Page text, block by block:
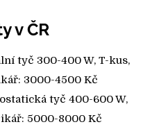
v ČR
tyč 300-400 W, T-kus,
3000-4500 Kč
tyč 400-600 W,
5000-8000 Kč